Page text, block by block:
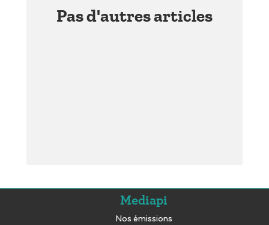
Pas d'autres articles
Mediapi
Nos émissions